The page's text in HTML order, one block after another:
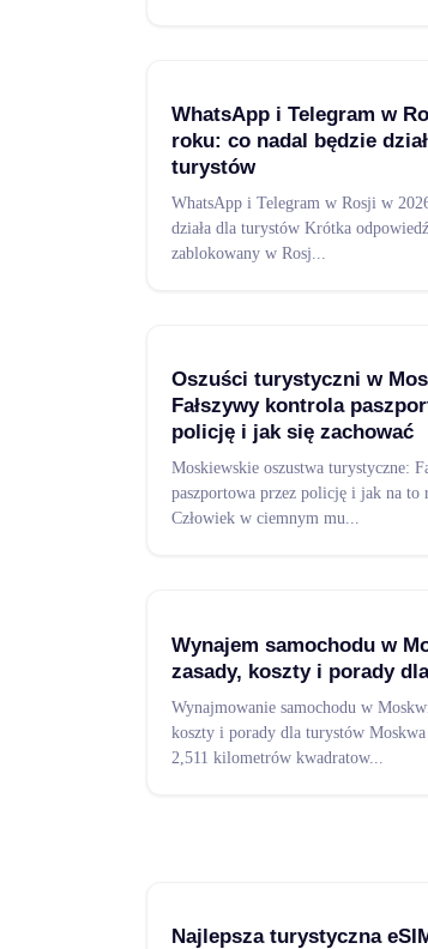
WhatsApp i Telegram w
roku: co nadal będzie
turystów
WhatsApp i Telegram w Rosji w
działa dla turystów Krótka
zablokowany w Rosj...
Oszuści turystyczni w
Fałszywy kontrola
policję i jak się zachować
Moskiewskie oszustwa turystyczne:
paszportowa przez policję i jak na to
Człowiek w ciemnym mu...
Wynajem samochodu w
zasady, koszty i porady
Wynajmowanie samochodu w
koszty i porady dla turystów Moskwa
2,511 kilometrów kwadratow...
Najlepsza turystyczna